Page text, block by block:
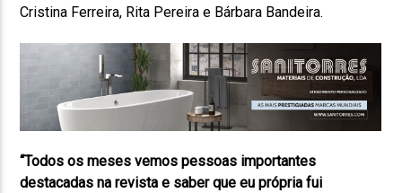
Cristina Ferreira, Rita Pereira e Bárbara Bandeira.
“Todos os meses vemos pessoas importantes
destacadas na revista e saber que eu própria fui